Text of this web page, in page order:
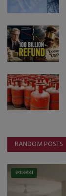
RANDOM POSTS
સ્વાસ્થ્ય